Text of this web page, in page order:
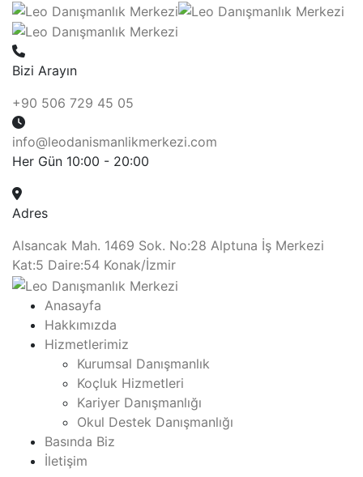
Bizi Arayın
+90 506 729 45 05
info@leodanismanlikmerkezi.com
Her Gün 10:00 - 20:00
Adres
Alsancak Mah. 1469 Sok. No:28 Alptuna İş Merkezi
Kat:5 Daire:54 Konak/İzmir
Anasayfa
Hakkımızda
Hizmetlerimiz
Kurumsal Danışmanlık
Koçluk Hizmetleri
Kariyer Danışmanlığı
Okul Destek Danışmanlığı
Basında Biz
İletişim